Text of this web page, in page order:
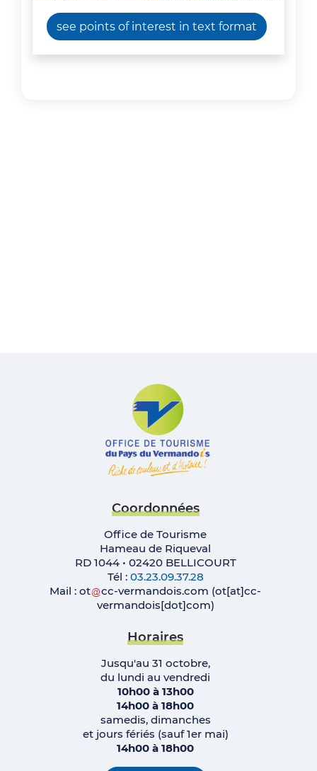
see points of interest in text format
Coordonnées
Office de Tourisme
Hameau de Riqueval
RD 1044 • 02420 BELLICOURT
Tél : 03.23.09.37.28
Mail :ot cc-vermandois.com (ot[at]cc-
vermandois[dot]com)
Horaires
Jusqu'au 31 octobre,
du lundi au vendredi
10h00 à 13h00
14h00 à 18h00
samedis, dimanches
et jours fériés (sauf 1er mai)
14h00 à 18h00